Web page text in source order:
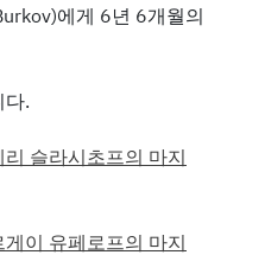
에게 6년 6개월의
다.
슬라시초프의 마지
이 유페로프의 마지